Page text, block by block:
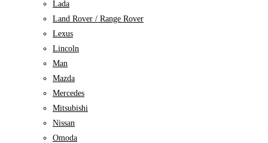
Lada
Land Rover / Range Rover
Lexus
Lincoln
Man
Mazda
Mercedes
Mitsubishi
Nissan
Omoda